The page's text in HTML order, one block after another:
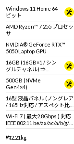
ーズ搭載モデルが登場！筐
体デザインの外観を白一色
に。シャープな筐体に最新
のスペックを搭載。
Windows 11 Home 64
ビット
AMD Ryzen™ 7 255 プロセッ
サ
NVIDIA® GeForce RTX™
5050 Laptop GPU
16GB (16GB×1 / シン
グルチャネル) ⇒
32GB (32GB×1 / シン
グルチャネル)＜ 2026
年7月27日 15時00分～
2026年8月17日 14時59
分＞
500GB (NVMe
Gen4×4)
16型 液晶パネル (ノングレア
/ 165Hz対応 / アスペクト比
16:10)
Wi-Fi 7 ( 最大2.8Gbps ) 対応
IEEE 802.11 be/ax/ac/a/b/g/n
準拠 ＋ Bluetooth 5内蔵
約2.21kg